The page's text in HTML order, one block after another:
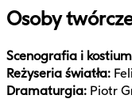
Osoby
Scenografia i
Reżyseria światła:
Dramaturgia: Piotr